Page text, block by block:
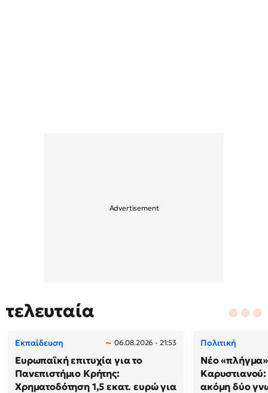
τελευταία
Εκπαίδευση 06.08.2026 - 21:53
Ευρωπαϊκή επιτυχία για το
Πανεπιστήμιο Κρήτης:
Χρηματοδότηση 1,5 εκατ. ευρώ για
Πολιτική
Νέο
ακόμη δύο